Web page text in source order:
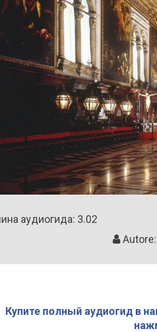
аудиогида: 3.02
Autore:
Купите полный аудиогид в